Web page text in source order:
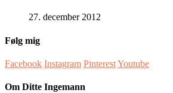
27. december 2012
Følg mig
Facebook Instagram PinterestYoutube
Om Ditte Ingemann